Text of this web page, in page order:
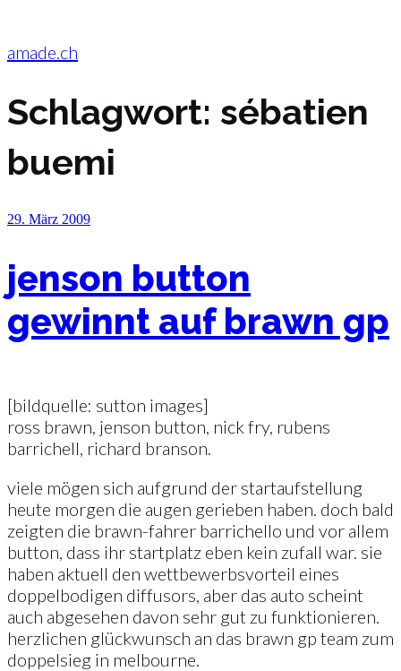
springen
amade.ch
Schlagwort: sébatien
buemi
Veröffentlicht
29. März 2009
jenson button
gewinnt auf brawn gp
[bildquelle: sutton images]
ross brawn, jenson button, nick fry, rubens
barrichell, richard branson.
viele mögen sich aufgrund der startaufstellung
heute morgen die augen gerieben haben. doch bald
zeigten die brawn-fahrer barrichello und vor allem
button, dass ihr startplatz eben kein zufall war. sie
haben aktuell den wettbewerbsvorteil eines
doppelbodigen diffusors, aber das auto scheint
auch abgesehen davon sehr gut zu funktionieren.
herzlichen glückwunsch an das brawn gp team zum
doppelsieg in melbourne.